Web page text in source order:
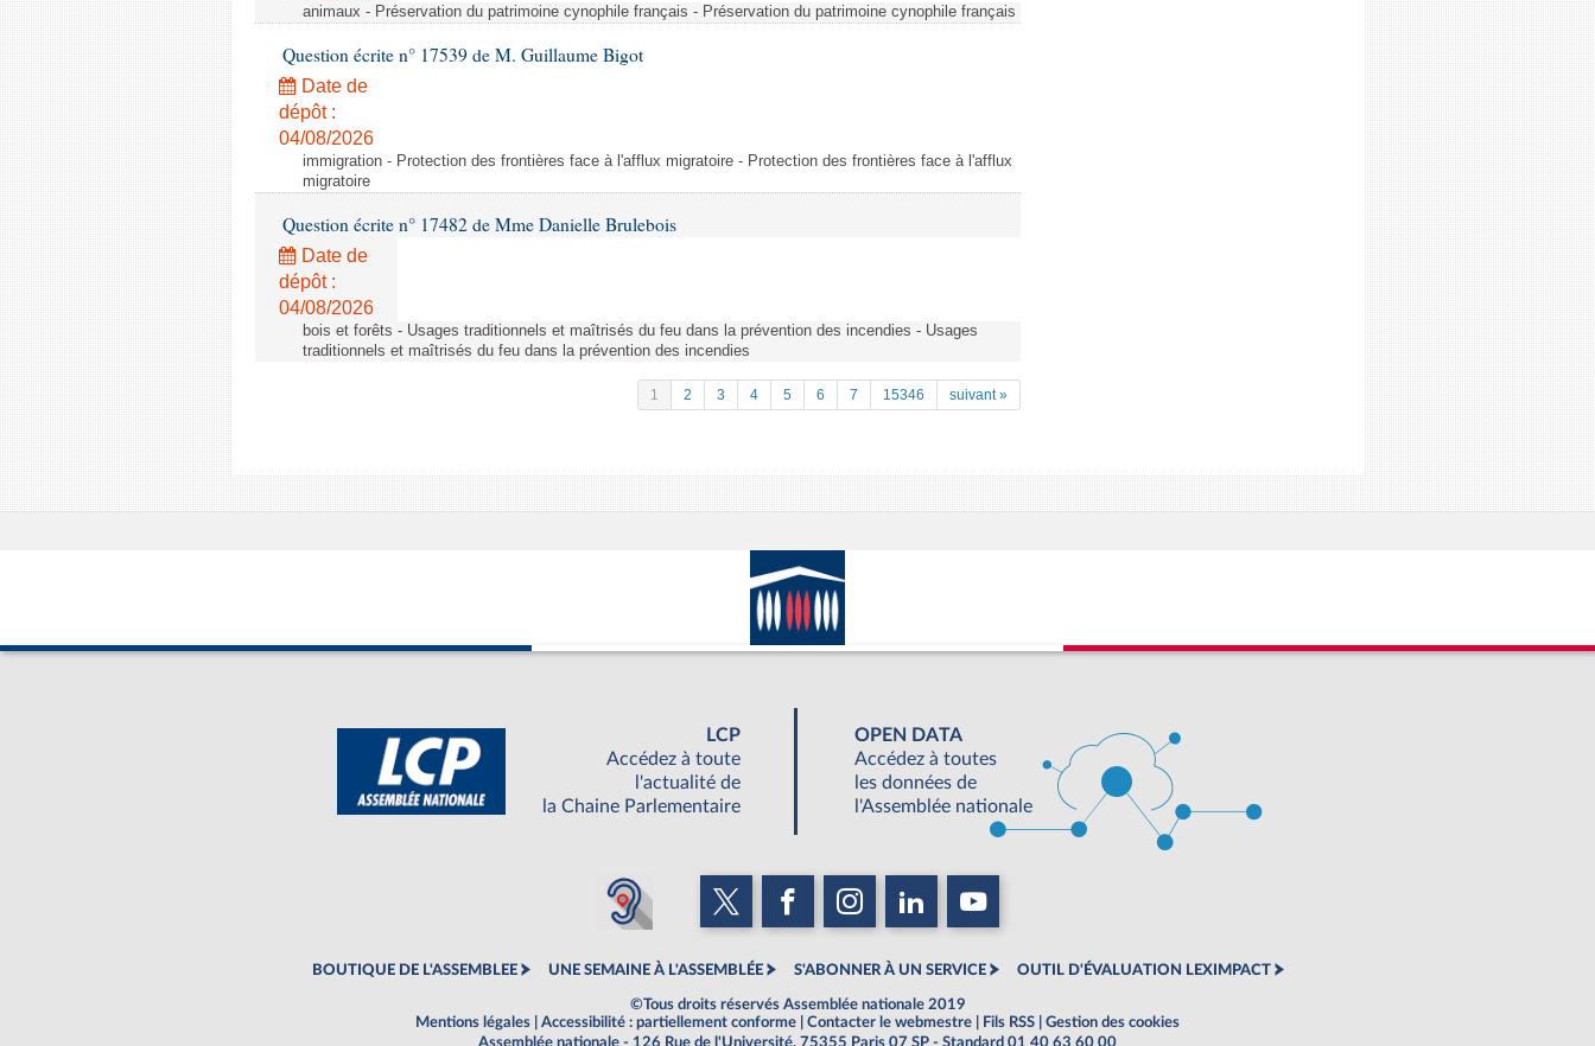
animaux - Préservation du patrimoine cynophile français - Préservation du patrimoine cynophile français
Question écrite n° 17539 de M. Guillaume Bigot
Date de
dépôt :
04/08/2026
immigration - Protection des frontières face à l'afflux migratoire - Protection des frontières face à l'afflux
migratoire
Question écrite n° 17482 de Mme Danielle Brulebois
Date de
dépôt :
04/08/2026
bois et forêts - Usages traditionnels et maîtrisés du feu dans la prévention des incendies - Usages
traditionnels et maîtrisés du feu dans la prévention des incendies
1 2 3 4 5 6 7 15346 suivant »
LCP
Accédez à toute
l'actualité de
la Chaine Parlementaire
OPEN DATA
Accédez à toutes
les données de
l'Assemblée nationale
BOUTIQUE DE L'ASSEMBLEE UNE SEMAINE À L'ASSEMBLÉE S'ABONNER À UN SERVICE OUTIL D'ÉVALUATION LEXIMPACT
©Tous droits réservés Assemblée nationale 2019
Mentions légales
Accessibilité : partiellement conforme Contacter le webmestre Fils RSS
Gestion des cookies
Assemblée nationale - 126 Rue de l'Université, 75355 Paris 07 SP - Standard 01 40 63 60 00